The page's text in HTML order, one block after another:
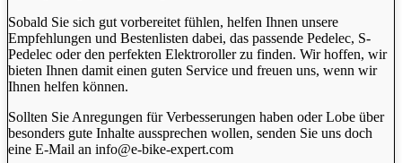
Sobald Sie sich gut vorbereitet fühlen, helfen Ihnen unsere
Empfehlungen und Bestenlisten dabei, das passende Pedelec, S-
Pedelec oder den perfekten Elektroroller zu finden. Wir hoffen, wir
bieten Ihnen damit einen guten Service und freuen uns, wenn wir
Ihnen helfen können.
Sollten Sie Anregungen für Verbesserungen haben oder Lobe über
besonders gute Inhalte aussprechen wollen, senden Sie uns doch
eine E-Mail an info@e-bike-expert.com